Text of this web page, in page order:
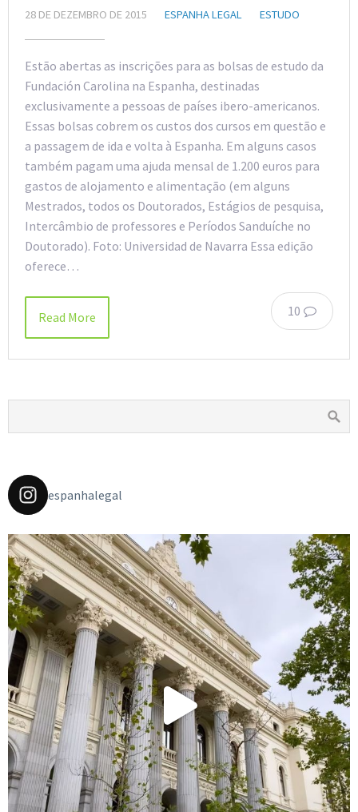
28 DE DEZEMBRO DE 2015 ESPANHA LEGAL ESTUDO
Estão abertas as inscrições para as bolsas de estudo da
Fundación Carolina na Espanha, destinadas
exclusivamente a pessoas de países ibero-americanos.
Essas bolsas cobrem os custos dos cursos em questão e
a passagem de ida e volta à Espanha. Em alguns casos
também pagam uma ajuda mensal de 1.200 euros para
gastos de alojamento e alimentação (em alguns
Mestrados, todos os Doutorados, Estágios de pesquisa,
Intercâmbio de professores e Períodos Sanduíche no
Doutorado). Foto: Universidad de Navarra Essa edição
oferece…
10
Read More
espanhalegal